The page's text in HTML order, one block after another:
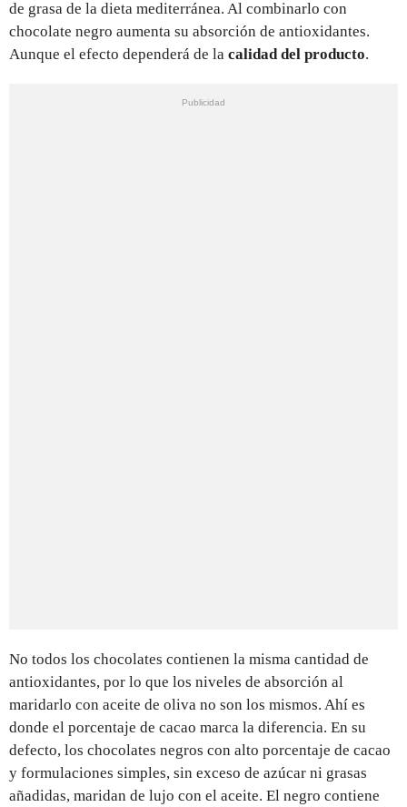
de grasa de la dieta mediterránea. Al combinarlo con
chocolate negro aumenta su absorción de antioxidantes.
Aunque el efecto dependerá de la calidad del producto.
No todos los chocolates contienen la misma cantidad de
antioxidantes, por lo que los niveles de absorción al
maridarlo con aceite de oliva no son los mismos. Ahí es
donde el porcentaje de cacao marca la diferencia. En su
defecto, los chocolates negros con alto porcentaje de cacao
y formulaciones simples, sin exceso de azúcar ni grasas
añadidas, maridan de lujo con el aceite. El negro contiene